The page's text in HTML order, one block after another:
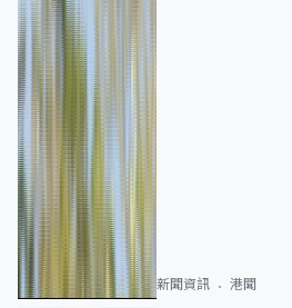
新聞資訊 港聞